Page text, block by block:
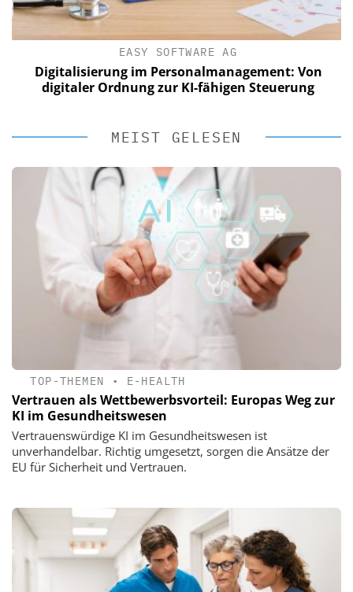
EASY SOFTWARE AG
Digitalisierung im Personalmanagement: Von
digitaler Ordnung zur KI-fähigen Steuerung
MEIST GELESEN
TOP-THEMEN • E-HEALTH
Vertrauen als Wettbewerbsvorteil: Europas Weg zur
KI im Gesundheitswesen
Vertrauenswürdige KI im Gesundheitswesen ist
unverhandelbar. Richtig umgesetzt, sorgen die Ansätze der
EU für Sicherheit und Vertrauen.